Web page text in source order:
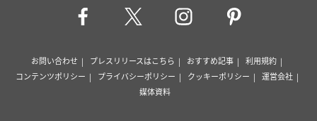
お問い合わせ プレスリリースはこちら おすすめ記事
利用規約
コンテンツポリシー
プライバシーポリシー クッキーポリシー
運営会社
媒体資料